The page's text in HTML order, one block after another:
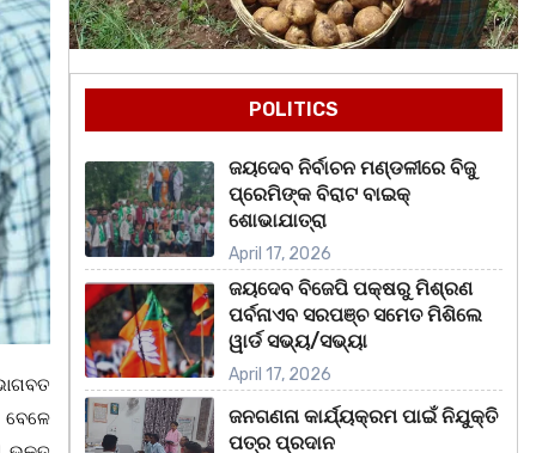
POLITICS
ଜୟଦେବ ନିର୍ବାଚନ ମଣ୍ଡଳୀରେ ବିଜୁ
ପ୍ରେମିଙ୍କ ବିରାଟ ବାଇକ୍
ଶୋଭାଯାତ୍ରା
April 17, 2026
ଜୟଦେବ ବିଜେପି ପକ୍ଷରୁ ମିଶ୍ରଣ
ପର୍ବନାଏବ ସରପଞ୍ଚ ସମେତ ମିଶିଲେ
ୱାର୍ଡ ସଭ୍ୟ/ସଭ୍ୟା
April 17, 2026
ଜନଗଣନା କାର୍ଯ୍ୟକ୍ରମ ପାଇଁ ନିଯୁକ୍ତି
ପତ୍ର ପ୍ରଦାନ